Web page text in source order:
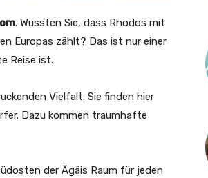
. Wussten Sie, dass Rhodos mit
Europas zählt? Das ist nur einer
Reise ist.
Vielfalt. Sie finden hier
Dazu kommen traumhafte
der Ägäis Raum für jeden